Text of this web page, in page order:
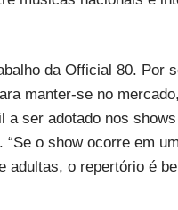
da Official 80. Por
manter-se no
ser adotado nos
o show ocorre em
adultas, o repertório é